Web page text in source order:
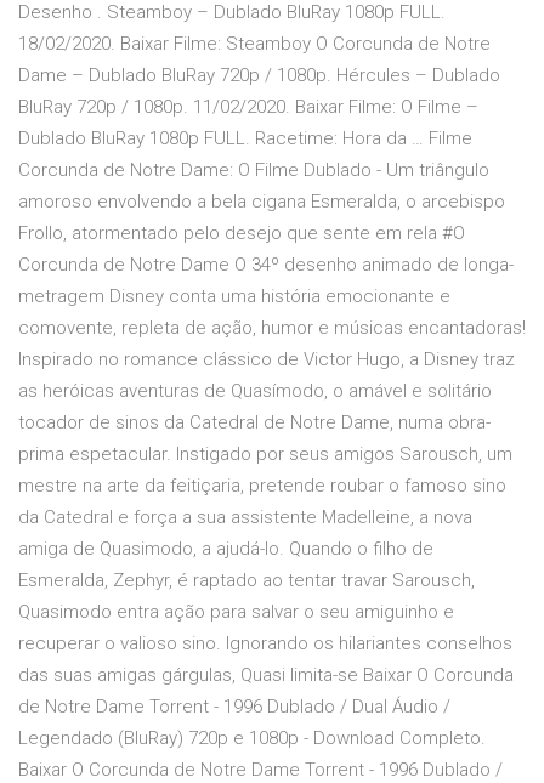
Desenho . Steamboy – Dublado BluRay 1080p FULL.
18/02/2020. Baixar Filme: Steamboy O Corcunda de Notre
Dame – Dublado BluRay 720p / 1080p. Hércules – Dublado
BluRay 720p / 1080p. 11/02/2020. Baixar Filme: O Filme –
Dublado BluRay 1080p FULL. Racetime: Hora da … Filme
Corcunda de Notre Dame: O Filme Dublado - Um triângulo
amoroso envolvendo a bela cigana Esmeralda, o arcebispo
Frollo, atormentado pelo desejo que sente em rela #O
Corcunda de Notre Dame O 34º desenho animado de longa-
metragem Disney conta uma história emocionante e
comovente, repleta de ação, humor e músicas encantadoras!
Inspirado no romance clássico de Victor Hugo, a Disney traz
as heróicas aventuras de Quasímodo, o amável e solitário
tocador de sinos da Catedral de Notre Dame, numa obra-
prima espetacular. Instigado por seus amigos Sarousch, um
mestre na arte da feitiçaria, pretende roubar o famoso sino
da Catedral e força a sua assistente Madelleine, a nova
amiga de Quasimodo, a ajudá-lo. Quando o filho de
Esmeralda, Zephyr, é raptado ao tentar travar Sarousch,
Quasimodo entra ação para salvar o seu amiguinho e
recuperar o valioso sino. Ignorando os hilariantes conselhos
das suas amigas gárgulas, Quasi limita-se Baixar O Corcunda
de Notre Dame Torrent - 1996 Dublado / Dual Áudio /
Legendado (BluRay) 720p e 1080p - Download Completo.
Baixar O Corcunda de Notre Dame Torrent - 1996 Dublado /